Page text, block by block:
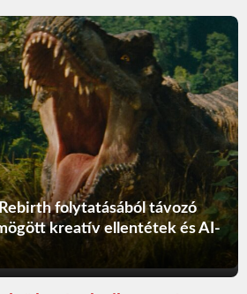
folytatásából távozó
kreatív ellentétek és AI-